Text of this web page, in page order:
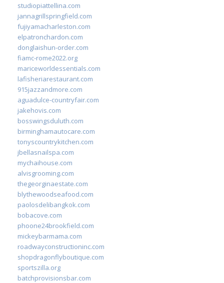
studiopiattellina.com
jannagrillspringfield.com
fujiyamacharleston.com
elpatronchardon.com
donglaishun-order.com
fiamc-rome2022.org
mariceworldessentials.com
lafisheriarestaurant.com
915jazzandmore.com
aguadulce-countryfair.com
jakehovis.com
bosswingsduluth.com
birminghamautocare.com
tonyscountrykitchen.com
jbellasnailspa.com
mychaihouse.com
alvisgrooming.com
thegeorginaestate.com
blythewoodseafood.com
paolosdelibangkok.com
bobacove.com
phoone24brookfield.com
mickeybarmama.com
roadwayconstructioninc.com
shopdragonflyboutique.com
sportszilla.org
batchprovisionsbar.com